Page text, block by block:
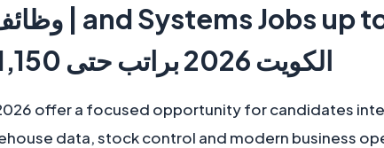
الكويت 2026 براتب حتى 1,150 دينار
offer a focused opportunity for candidates
data, stock control and modern business